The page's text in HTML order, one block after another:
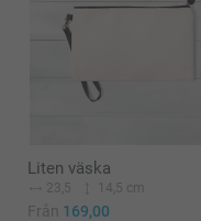
Liten väska
23,5 14,5 cm
Från 169,00